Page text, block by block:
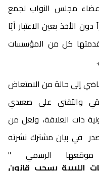
مجلس النواب لجمع
الأخذ بعين الاعتبار أيًا
قدمتها كل من المؤسسات
إلى حالة من الامتعاض
والتقني على صعيدي
ذات العلاقة، ولعل من
في بيان مشترك نشرته
الرسمي "
الليبية بسحب قانون